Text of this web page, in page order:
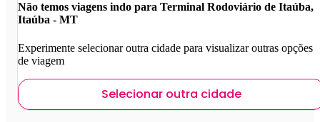
Não temos viagens indo para Terminal Rodoviário de Itaúba,
Itaúba - MT
Experimente selecionar outra cidade para visualizar outras opções
de viagem
Selecionar outra cidade